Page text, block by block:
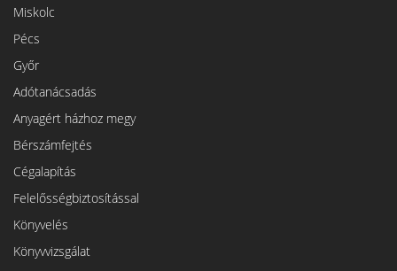
Miskolc
Pécs
Győr
Adótanácsadás
Anyagért házhoz megy
Bérszámfejtés
Cégalapítás
Felelősségbiztosítással
Könyvelés
Könyvvizsgálat